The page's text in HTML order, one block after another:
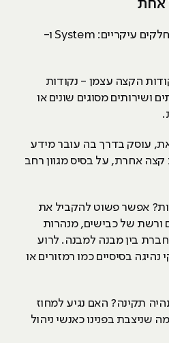
אחת
עולם הרשתות נחלק לשני חלקים עיקריים: System ו-
הקצה עצמן - נקודות
מסוגים שונים או
עוסק בדרך בה עובר מידע
אחרת, על בסיס מגוון רחב
אפשר פשוט להקביל את
ורשת של כבישים, מנהרות
בין מבנה למבנה. לרוע
בסיסיים כמו רמזורים או
תקינה? האם נגיע למחוז
שניצבת בפנינו כאנשי ניהול